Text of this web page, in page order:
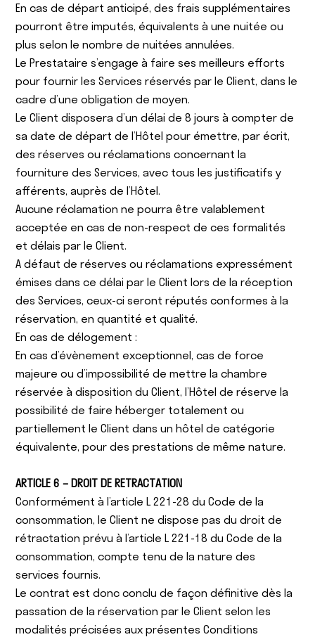
En cas de départ anticipé, des frais supplémentaires
pourront être imputés, équivalents à une nuitée ou
plus selon le nombre de nuitées annulées.
Le Prestataire s’engage à faire ses meilleurs efforts
pour fournir les Services réservés par le Client, dans le
cadre d’une obligation de moyen.
Le Client disposera d’un délai de 8 jours à compter de
sa date de départ de l’Hôtel pour émettre, par écrit,
des réserves ou réclamations concernant la
fourniture des Services, avec tous les justificatifs y
afférents, auprès de l’Hôtel.
Aucune réclamation ne pourra être valablement
acceptée en cas de non-respect de ces formalités
et délais par le Client.
A défaut de réserves ou réclamations expressément
émises dans ce délai par le Client lors de la réception
des Services, ceux-ci seront réputés conformes à la
réservation, en quantité et qualité.
En cas de délogement :
En cas d’évènement exceptionnel, cas de force
majeure ou d’impossibilité de mettre la chambre
réservée à disposition du Client, l’Hôtel de réserve la
possibilité de faire héberger totalement ou
partiellement le Client dans un hôtel de catégorie
équivalente, pour des prestations de même nature.
ARTICLE 6 – DROIT DE RETRACTATION
Conformément à l’article L 221-28 du Code de la
consommation, le Client ne dispose pas du droit de
rétractation prévu à l’article L 221-18 du Code de la
consommation, compte tenu de la nature des
services fournis.
Le contrat est donc conclu de façon définitive dès la
passation de la réservation par le Client selon les
modalités précisées aux présentes Conditions